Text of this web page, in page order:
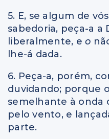
5. E, se algum de
sabedoria, peça-a a
liberalmente, e o
lhe-á dada.
6. Peça-a, porém,
duvidando; porque
semelhante à onda
pelo vento, e
parte.